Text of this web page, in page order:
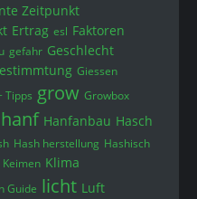
Zeitpunkt
Ertrag esl Faktoren
gefahr Geschlecht
Giessen
Tipps grow Growbox
hanf Hanfanbau Hasch
Hash herstellung Hashisch
Keimen Klima
Guide licht Luft